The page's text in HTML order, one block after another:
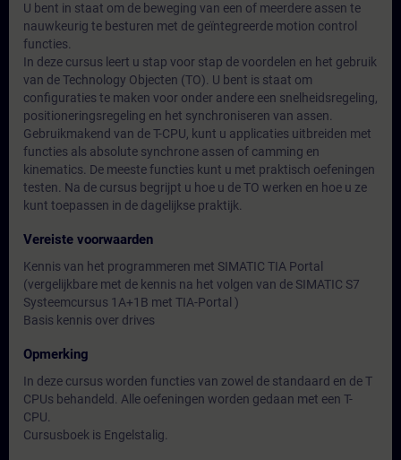
U bent in staat om de beweging van een of meerdere assen te
nauwkeurig te besturen met de geïntegreerde motion control
functies.
In deze cursus leert u stap voor stap de voordelen en het gebruik
van de Technology Objecten (TO). U bent is staat om
configuraties te maken voor onder andere een snelheidsregeling,
positioneringsregeling en het synchroniseren van assen.
Gebruikmakend van de T-CPU, kunt u applicaties uitbreiden met
functies als absolute synchrone assen of camming en
kinematics. De meeste functies kunt u met praktisch oefeningen
testen. Na de cursus begrijpt u hoe u de TO werken en hoe u ze
kunt toepassen in de dagelijkse praktijk.
Vereiste voorwaarden
Kennis van het programmeren met SIMATIC TIA Portal
(vergelijkbare met de kennis na het volgen van de SIMATIC S7
Systeemcursus 1A+1B met TIA-Portal )
Basis kennis over drives
Opmerking
In deze cursus worden functies van zowel de standaard en de T
CPUs behandeld. Alle oefeningen worden gedaan met een T-
CPU.
Cursusboek is Engelstalig.